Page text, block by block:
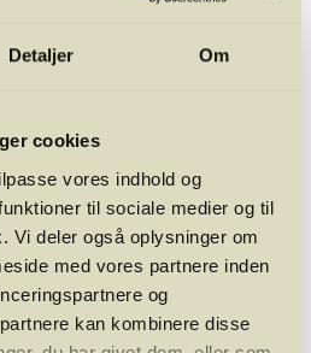
Detaljer Om
cookies
vores indhold og
til sociale medier og til
Vi deler også oplysninger om
med vores partnere inden
og
kan kombinere disse
sp.
har en stor og bred